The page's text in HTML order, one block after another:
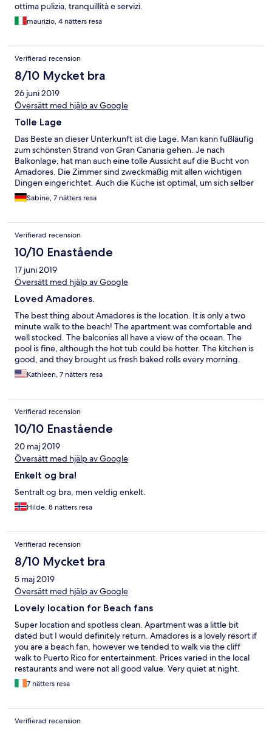
ottima pulizia, tranquillità e servizi.
maurizio, 4 nätters resa
Verifierad recension
8/10 Mycket bra
26 juni 2019
Översätt med hjälp av Google
Tolle Lage
Das Beste an dieser Unterkunft ist die Lage. Man kann fußläufig
zum schönsten Strand von Gran Canaria gehen. Je nach
Balkonlage, hat man auch eine tolle Aussicht auf die Bucht von
Amadores. Die Zimmer sind zweckmäßig mit allen wichtigen
Dingen eingerichtet. Auch die Küche ist optimal, um sich selber
zu verpflegen. Die Badezimmer könnten mal eine Renovierung
vertragen. Man hat guten WLAN Empfang auf dem Zimmer. Die
finde. Schön finde ich auch, dass man an 5 Tagen pro Woche 3
frische Brötchen morgens ans Fenster gestellt bekommt.
Optimal fände ich es, wenn die Reinigung an allen 7 Tagen
stattfinden würde, nicht nur an 5 Tagen. Die Apartmentanlage
könnte noch ein paar mehr blühende Blumen vertragen. Gran
Canaria hat da viel zu bieten, aber innerhalb der Zugänge zum
17 Uhr besetzt. Das sollte man mit einkalkulieren.
Sabine, 7 nätters resa
Verifierad recension
10/10 Enastående
17 juni 2019
Översätt med hjälp av Google
Loved Amadores.
The best thing about Amadores is the location. It is only a two
minute walk to the beach! The apartment was comfortable and
well stocked. The balconies all have a view of the ocean. The
pool is fine, although the hot tub could be hotter. The kitchen is
good, and they brought us fresh baked rolls every morning.
Parking is easy and free.
Kathleen, 7 nätters resa
Verifierad recension
10/10 Enastående
20 maj 2019
Översätt med hjälp av Google
Enkelt og bra!
Sentralt og bra, men veldig enkelt.
Hilde, 8 nätters resa
Verifierad recension
8/10 Mycket bra
5 maj 2019
Översätt med hjälp av Google
Lovely location for Beach fans
Super location and spotless clean. Apartment was a little bit
dated but I would definitely return. Amadores is a lovely resort if
you are a beach fan, however we tended to walk via the cliff
walk to Puerto Rico for entertainment. Prices varied in the local
restaurants and were not all good value. Very quiet at night.
7 nätters resa
Verifierad recension